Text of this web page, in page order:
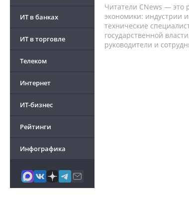
ИТ в банках
ИТ в торговле
Телеком
Интернет
ИТ-бизнес
Рейтинги
Инфографика
Читатели CNews — это
экономики: индустрии
технические
государственной
руководители и